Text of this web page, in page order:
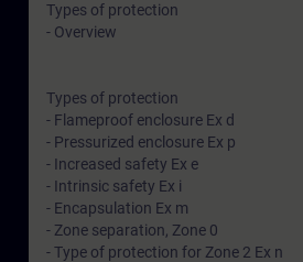
Types of protection
- Overview
Types of protection
- Flameproof enclosure Ex d
- Pressurized enclosure Ex p
- Increased safety Ex e
- Intrinsic safety Ex i
- Encapsulation Ex m
- Zone separation, Zone 0
- Type of protection for Zone 2 Ex n